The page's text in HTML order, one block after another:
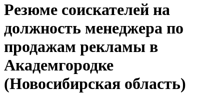
Резюме соискателей на
должность менеджера по
продажам рекламы в
Академгородке
(Новосибирская область)